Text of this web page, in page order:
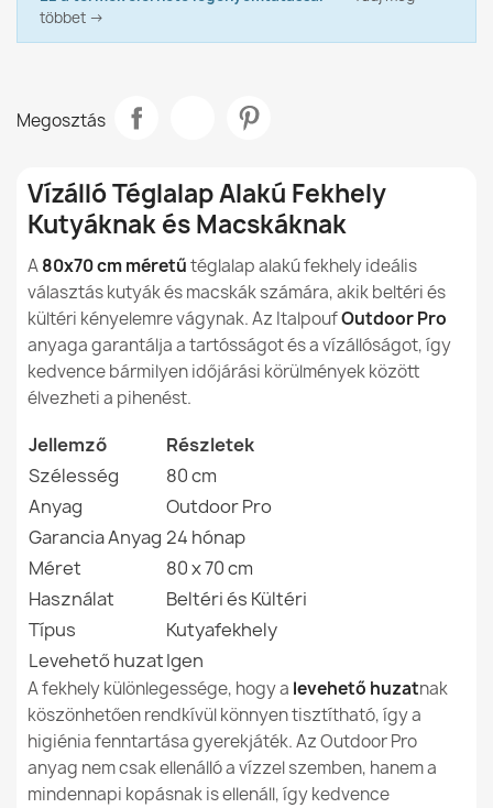
A nylonból készült babzsákok használhatók a
házon belül és kívül is?
gyermekek számára?
Téglalap alakú fekhely kutyáknak és macskáknak
Anyag
Típus Kutyafekhely
Rendeltetésszerű
Használat
Beltéri És Kültéri
Levehető Huzat Igen
Garancia Anyag
Töltés
Memóriahab (50/50)
Család
Megadott referenciák
Ean13
5907500842091
MPN (Gyártói
Cikkszám)
607
többet →
Megosztás
Vízálló Téglalap Alakú Fekhely
Kutyáknak és Macskáknak
A80x70 cm méretűtéglalap alakú fekhely ideális
választás kutyák és macskák számára, akik beltéri és
kültéri kényelemre vágynak. Az ItalpoufOutdoor Pro
anyaga garantálja a tartósságot és a vízállóságot, így
kedvence bármilyen időjárási körülmények között
élvezheti a pihenést.
Jellemző
Részletek
Szélesség
80 cm
Anyag
Outdoor Pro
Garancia Anyag 24 hónap
Méret
80 x 70 cm
Használat
Beltéri és Kültéri
Típus
Kutyafekhely
Levehető huzatIgen
A fekhely különlegessége, hogy a levehető huzatnak
köszönhetően rendkívül könnyen tisztítható, így a
higiénia fenntartása gyerekjáték. Az Outdoor Pro
anyag nem csak ellenálló a vízzel szemben, hanem a
mindennapi kopásnak is ellenáll, így kedvence